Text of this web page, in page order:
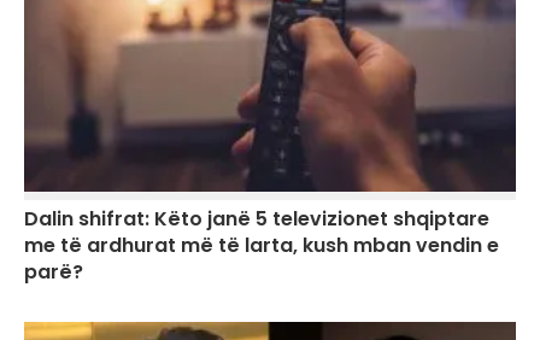
Dalin shifrat: Këto janë 5 televizionet shqiptare
me të ardhurat më të larta, kush mban vendin e
parë?